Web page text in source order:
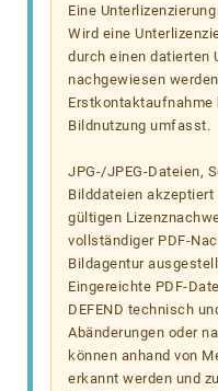
Eine
Wird eine
durch einen datierten
nachgewiesen
Bildnutzung umfasst.
JPG-/JPEG-Dateien,
Bilddateien akzeptiert
gültigen
vollständiger PDF-
Bildagentur
Eingereichte PDF-
DEFEND technisch
Abänderungen oder
können anhand von
erkannt werden und